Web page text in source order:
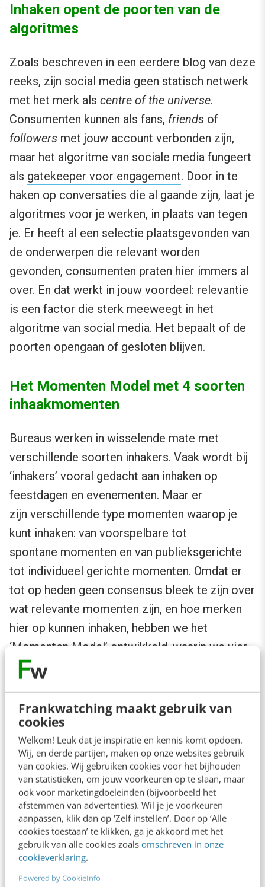
Frankwatching maakt gebruik van
cookies
Welkom! Leuk dat je inspiratie en kennis komt opdoen.
Wij, en derde partijen, maken op onze websites gebruik
van cookies. Wij gebruiken cookies voor het bijhouden
van statistieken, om jouw voorkeuren op te slaan, maar
ook voor marketingdoeleinden (bijvoorbeeld het
afstemmen van advertenties). Wil je je voorkeuren
aanpassen, klik dan op ‘Zelf instellen’. Door op ‘Alle
cookies toestaan’ te klikken, ga je akkoord met het
gebruik van alle cookies zoals omschreven in onze
cookieverklaring.
Powered by CookieInfo
Inhaken opent de poorten van de
algoritmes
Zoals beschreven in een eerdere blog van deze
reeks, zijn social media geen statisch netwerk
met het merk als centre of the universe.
Consumenten kunnen als fans, friends of
followers met jouw account verbonden zijn,
maar het algoritme van sociale media fungeert
als gatekeeper voor engagement. Door in te
haken op conversaties die al gaande zijn, laat je
algoritmes voor je werken, in plaats van tegen
je. Er heeft al een selectie plaatsgevonden van
de onderwerpen die relevant worden
gevonden, consumenten praten hier immers al
over. En dat werkt in jouw voordeel: relevantie
is een factor die sterk meeweegt in het
algoritme van social media. Het bepaalt of de
poorten opengaan of gesloten blijven.
Het Momenten Model met 4 soorten
inhaakmomenten
Bureaus werken in wisselende mate met
verschillende soorten inhakers. Vaak wordt bij
‘inhakers’ vooral gedacht aan inhaken op
feestdagen en evenementen. Maar er
zijn verschillende type momenten waarop je
kunt inhaken: van voorspelbare tot
spontane momenten en van publieksgerichte
tot individueel gerichte momenten. Omdat er
tot op heden geen consensus bleek te zijn over
wat relevante momenten zijn, en hoe merken
hier op kunnen inhaken, hebben we het
‘Momenten Model’ ontwikkeld, waarin we vier
soorten inhaakmomenten onderscheiden.